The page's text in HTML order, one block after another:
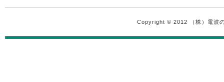
Copyright © 2012 （株）電波